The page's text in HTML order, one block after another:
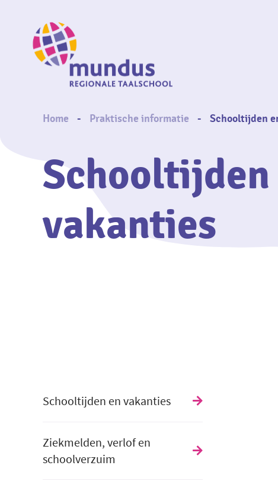
content
Breadcrumb
Home Praktische informatie Schooltijden
Schooltijden
vakanties
Schooltijden en vakanties
Ziekmelden, verlof en
schoolverzuim